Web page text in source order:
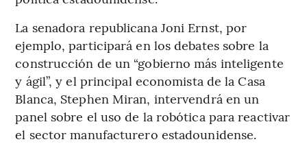
La senadora republicana Joni Ernst, por
ejemplo, participará en los debates sobre la
construcción de un “gobierno más inteligente
y ágil”, y el principal economista de la Casa
Blanca, Stephen Miran, intervendrá en un
panel sobre el uso de la robótica para reactivar
el sector manufacturero estadounidense.